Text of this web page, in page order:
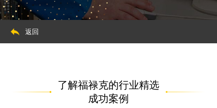
返回
了解福禄克的行业精选
成功案例